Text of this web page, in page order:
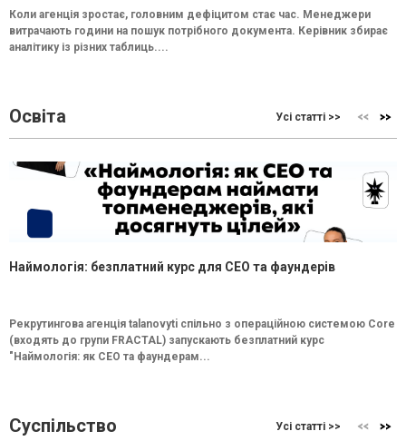
Коли агенція зростає, головним дефіцитом стає час. Менеджери
витрачають години на пошук потрібного документа. Керівник збирає
аналітику із різних таблиць....
Освіта Усі статті >>
Наймологія: безплатний курс для CEO та фаундерів
Рекрутингова агенція talanovyti спільно з операційною системою Core
(входять до групи FRACTAL) запускають безплатний курс
"Наймологія: як СEO та фаундерам...
Суспільство Усі статті >>